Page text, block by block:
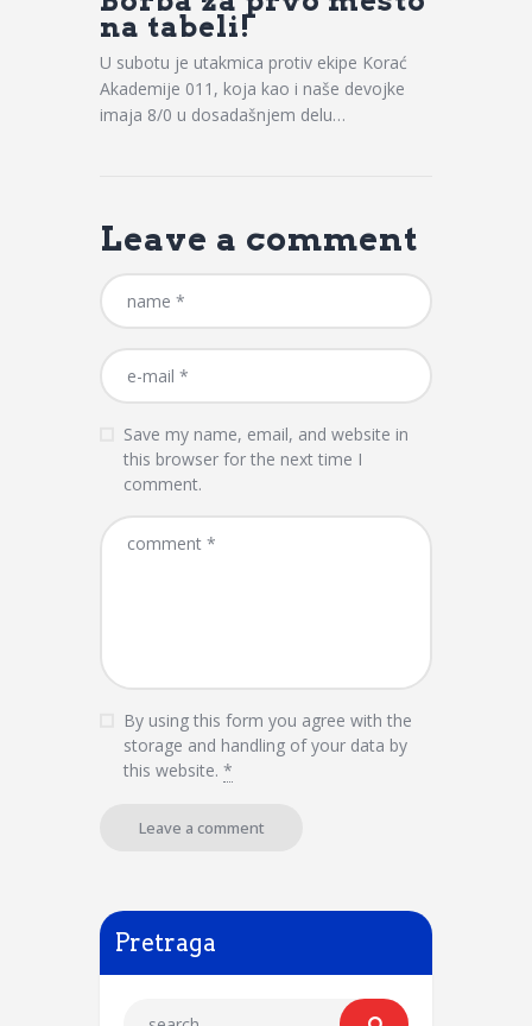
na tabeli!
U subotu je utakmica protiv ekipe Korać
Akademije 011, koja kao i naše devojke
imaja 8/0 u dosadašnjem delu…
Leave a comment
Save my name, email, and website in
this browser for the next time I
comment.
By using this form you agree with the
storage and handling of your data by
this website. *
Pretraga